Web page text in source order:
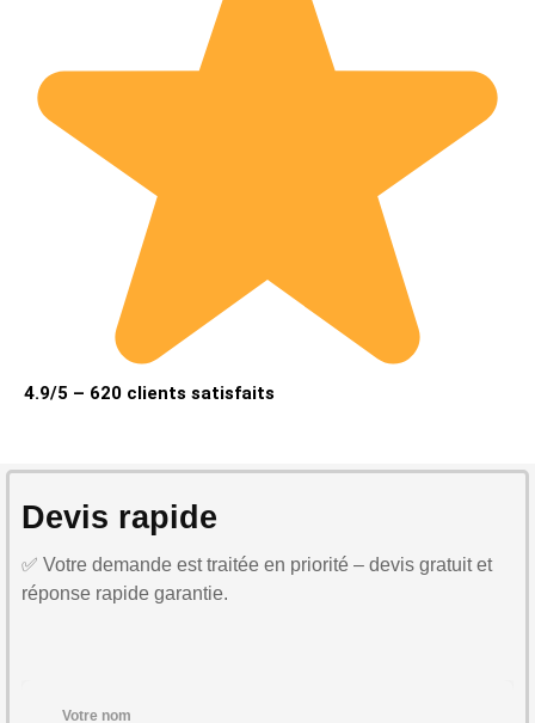
4.9/5 – 620 clients satisfaits
Devis rapide
✅ Votre demande est traitée en priorité – devis gratuit et
réponse rapide garantie.
Votre nom